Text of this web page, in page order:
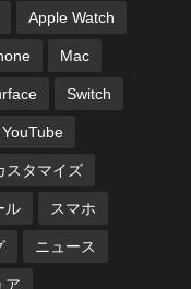
Apple Watch
Mac
Switch
YouTube
スタマイズ
ル スマホ
ニュース
ア